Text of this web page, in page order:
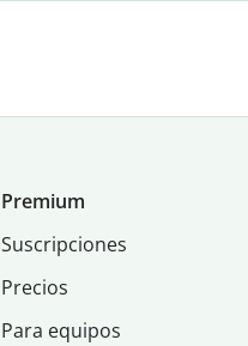
Premium
Suscripciones
Precios
Para equipos